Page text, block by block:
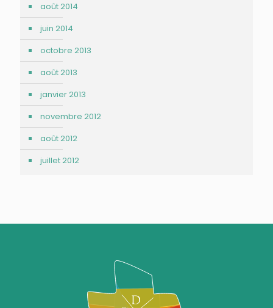
août 2014
juin 2014
octobre 2013
août 2013
janvier 2013
novembre 2012
août 2012
juillet 2012